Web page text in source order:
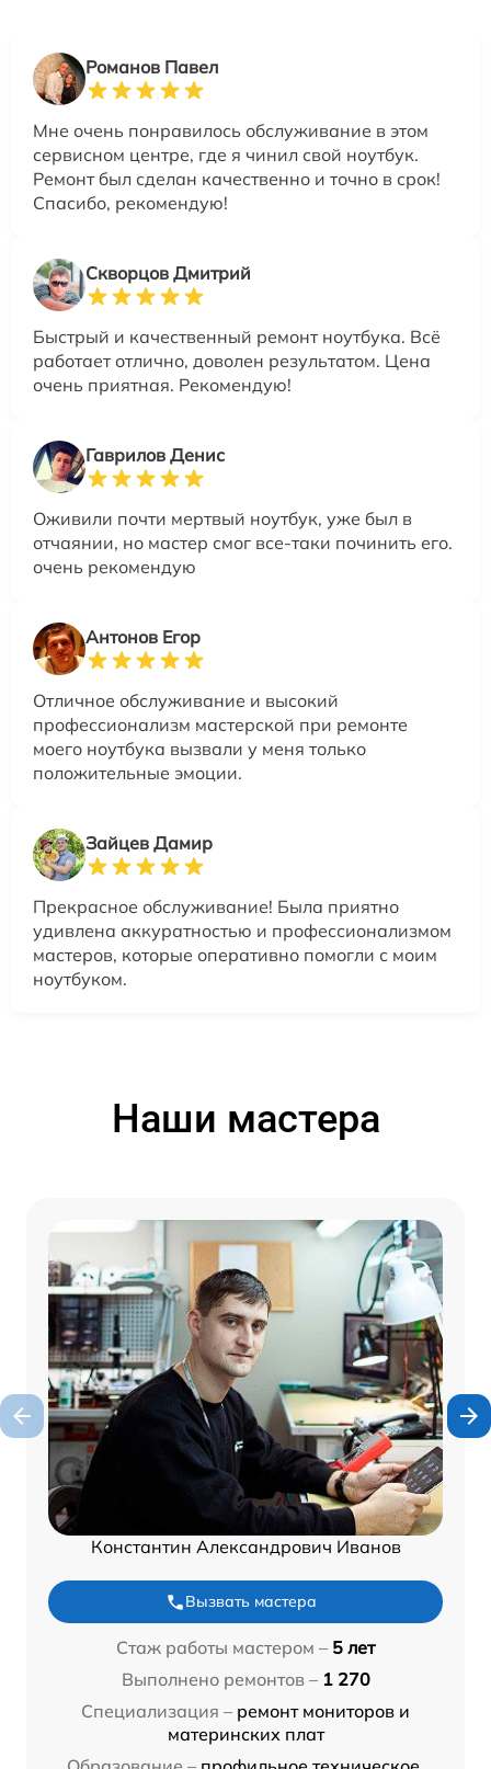
Романов Павел
Мне очень понравилось обслуживание в этом
сервисном центре, где я чинил свой ноутбук.
Ремонт был сделан качественно и точно в срок!
Спасибо, рекомендую!
Скворцов Дмитрий
Быстрый и качественный ремонт ноутбука. Всё
работает отлично, доволен результатом. Цена
очень приятная. Рекомендую!
Гаврилов Денис
Оживили почти мертвый ноутбук, уже был в
отчаянии, но мастер смог все-таки починить его.
очень рекомендую
Антонов Егор
Отличное обслуживание и высокий
профессионализм мастерской при ремонте
моего ноутбука вызвали у меня только
положительные эмоции.
Зайцев Дамир
Прекрасное обслуживание! Была приятно
удивлена аккуратностью и профессионализмом
мастеров, которые оперативно помогли с моим
ноутбуком.
Наши мастера
Константин Александрович Иванов
Вызвать мастера
Стаж работы мастером – 5 лет
Выполнено ремонтов – 1 270
Специализация – ремонт мониторов и
материнских плат